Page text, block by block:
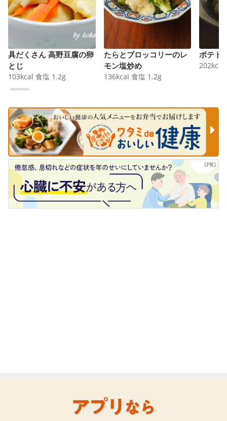
具だくさん 高野豆腐の卵
とじ
103kcal 食塩 1.2g
たらとブロッコリーのレ
モン塩炒め
136kcal 食塩 1.2g
ポテト
202kcal